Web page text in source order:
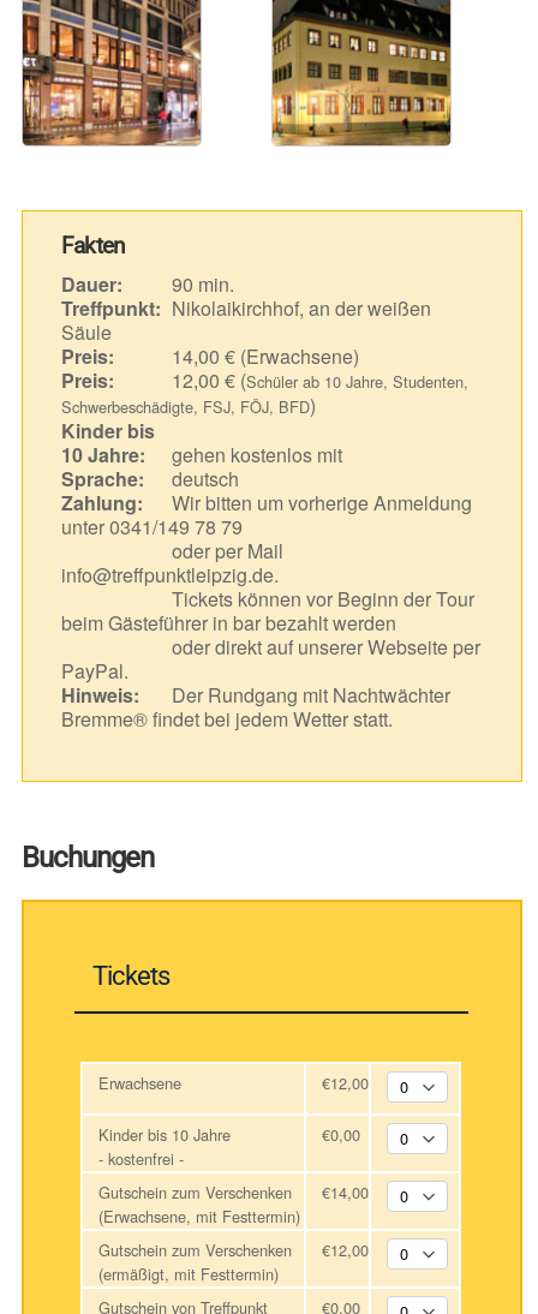
Fakten
Dauer:
90 min.
Treffpunkt: Nikolaikirchhof, an der weißen
Säule
Preis:
14,00 € (Erwachsene)
Preis:
12,00 € (Schüler ab 10 Jahre, Studenten,
Schwerbeschädigte, FSJ, FÖJ, BFD)
Kinder bis
10 Jahre:
gehen kostenlos mit
Sprache:
deutsch
Zahlung:
Wir bitten um vorherige Anmeldung
unter 0341/149 78 79
oder per Mail
info@treffpunktleipzig.de.
Tickets können vor Beginn der Tour
beim Gästeführer in bar bezahlt werden
oder direkt auf unserer Webseite per
PayPal.
Hinweis:
Der Rundgang mit Nachtwächter
Bremme® findet bei jedem Wetter statt.
Buchungen
Tickets
Erwachsene €12,00
Kinder bis 10 Jahre
- kostenfrei -
€0,00
Gutschein zum Verschenken
(Erwachsene, mit Festtermin)
€14,00
Gutschein zum Verschenken
(ermäßigt, mit Festtermin)
€12,00
Gutschein von Treffpunkt €0,00